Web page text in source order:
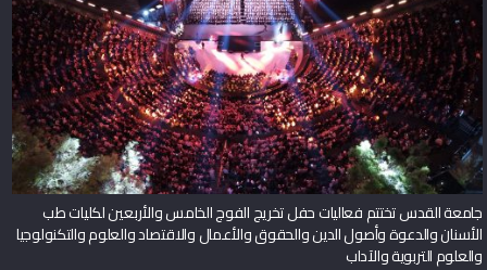
جامعة القدس تختتم فعاليات حفل تخريج الفوج الخامس والأربعين لكليات طب
الأسنان والدعوة وأصول الدين والحقوق والأعمال والاقتصاد والعلوم والتكنولوجيا
والعلوم التربوية والآداب